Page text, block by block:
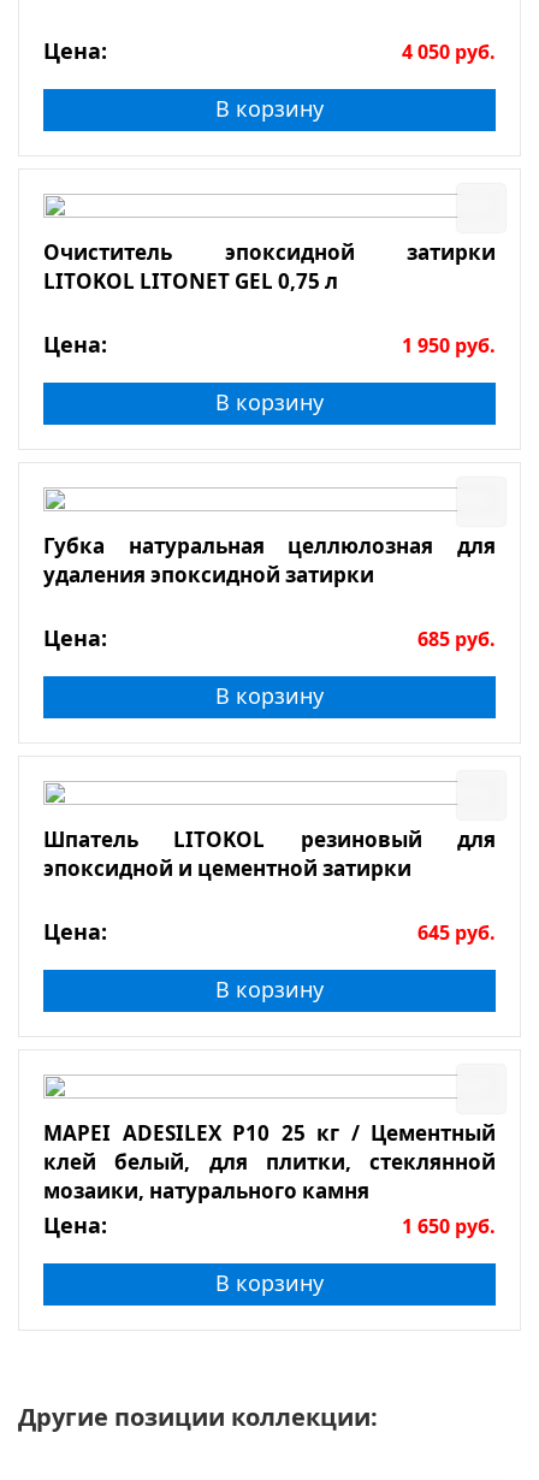
Цена: 4 050 руб.
В корзину
Очиститель эпоксидной затирки
LITOKOL LITONET GEL 0,75 л
Цена: 1 950 руб.
В корзину
Губка натуральная целлюлозная для
удаления эпоксидной затирки
Цена: 685 руб.
В корзину
Шпатель LITOKOL резиновый для
эпоксидной и цементной затирки
Цена: 645 руб.
В корзину
MAPEI ADESILEX P10 25 кг / Цементный
клей белый, для плитки, стеклянной
мозаики, натурального камня
Цена: 1 650 руб.
В корзину
Другие позиции коллекции: